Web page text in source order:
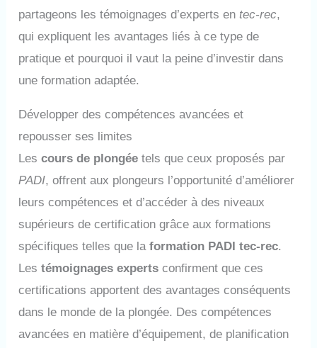
partageons les témoignages d’experts entec-rec,
qui expliquent les avantages liés à ce type de
pratique et pourquoi il vaut la peine d’investir dans
une formation adaptée.
Développer des compétences avancées et
repousser ses limites
Lescours de plongée tels que ceux proposés par
PADI, offrent aux plongeurs l’opportunité d’améliorer
leurs compétences et d’accéder à des niveaux
supérieurs de certification grâce aux formations
spécifiques telles que laformation PADI tec-rec.
Lestémoignages experts confirment que ces
certifications apportent des avantages conséquents
dans le monde de la plongée. Des compétences
avancées en matière d’équipement, de planification